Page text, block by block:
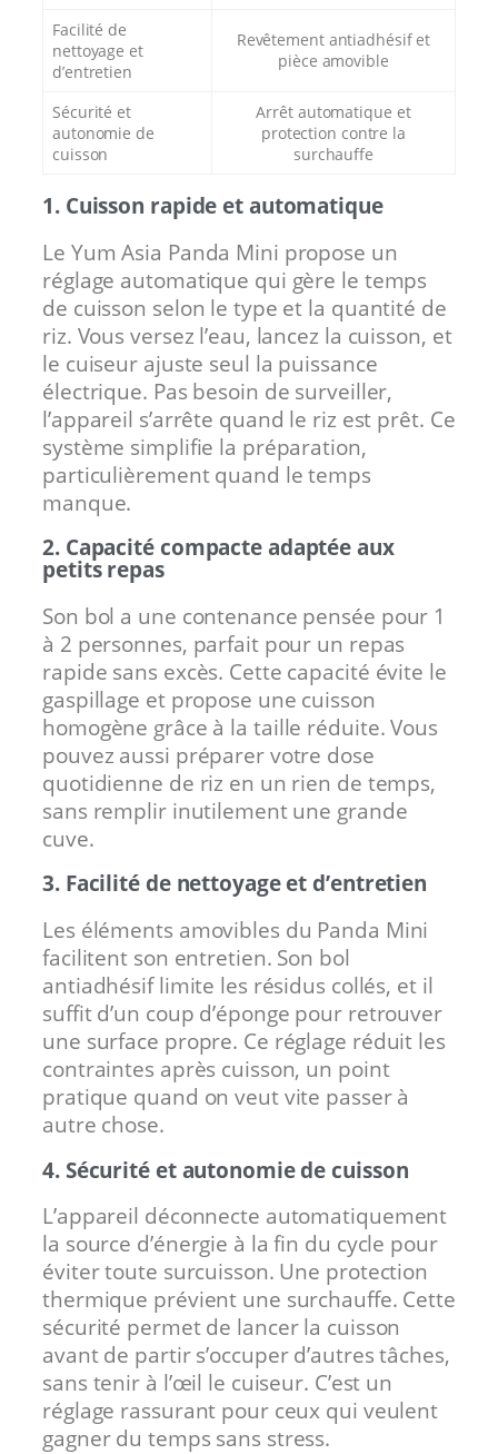
Facilité de
nettoyage et
d’entretien
Revêtement antiadhésif et
pièce amovible
Sécurité et
autonomie de
cuisson
Arrêt automatique et
protection contre la
surchauffe
1. Cuisson rapide et automatique
Le Yum Asia Panda Mini propose un
réglage automatique qui gère le temps
de cuisson selon le type et la quantité de
riz. Vous versez l’eau, lancez la cuisson, et
le cuiseur ajuste seul la puissance
électrique. Pas besoin de surveiller,
l’appareil s’arrête quand le riz est prêt. Ce
système simplifie la préparation,
particulièrement quand le temps
manque.
2. Capacité compacte adaptée aux
petits repas
Son bol a une contenance pensée pour 1
à 2 personnes, parfait pour un repas
rapide sans excès. Cette capacité évite le
gaspillage et propose une cuisson
homogène grâce à la taille réduite. Vous
pouvez aussi préparer votre dose
quotidienne de riz en un rien de temps,
sans remplir inutilement une grande
cuve.
3. Facilité de nettoyage et d’entretien
Les éléments amovibles du Panda Mini
facilitent son entretien. Son bol
antiadhésif limite les résidus collés, et il
suffit d’un coup d’éponge pour retrouver
une surface propre. Ce réglage réduit les
contraintes après cuisson, un point
pratique quand on veut vite passer à
autre chose.
4. Sécurité et autonomie de cuisson
L’appareil déconnecte automatiquement
la source d’énergie à la fin du cycle pour
éviter toute surcuisson. Une protection
thermique prévient une surchauffe. Cette
sécurité permet de lancer la cuisson
avant de partir s’occuper d’autres tâches,
sans tenir à l’œil le cuiseur. C’est un
réglage rassurant pour ceux qui veulent
gagner du temps sans stress.